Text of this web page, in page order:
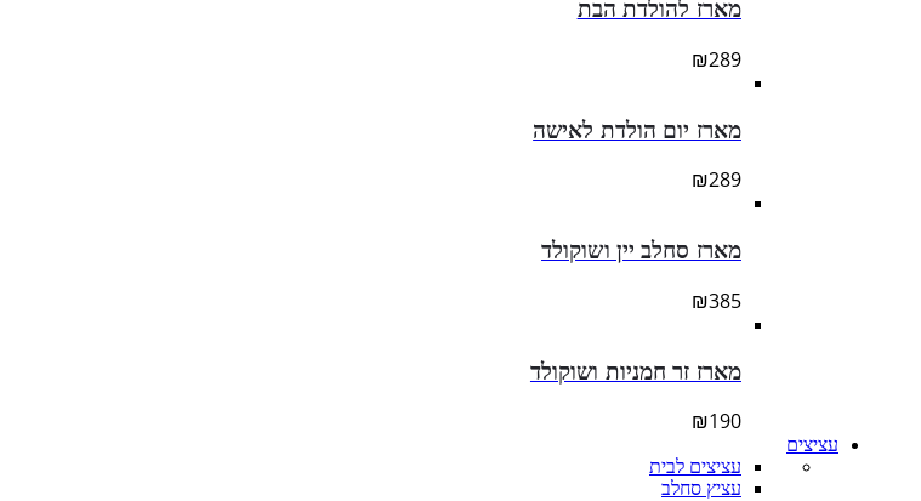
מארז להולדת הבת
₪289
מארז יום הולדת לאישה
₪289
מארז סחלב יין ושוקולד
₪385
מארז זר חמניות ושוקולד
₪190
עציצים
עציצים לבית
עציץ סחלב